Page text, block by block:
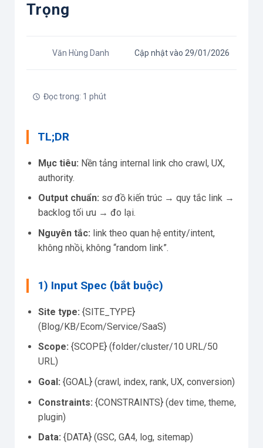
Trọng
Văn Hùng Danh Cập nhật vào 29/01/2026
Đọc trong: 1 phút
TL;DR
Mục tiêu: Nền tảng internal link cho crawl, UX,
authority.
Output chuẩn: sơ đồ kiến trúc → quy tắc link →
backlog tối ưu → đo lại.
Nguyên tắc: link theo quan hệ entity/intent,
không nhồi, không “random link”.
1) Input Spec (bắt buộc)
Site type: {SITE_TYPE}
(Blog/KB/Ecom/Service/SaaS)
Scope: {SCOPE} (folder/cluster/10 URL/50
URL)
Goal: {GOAL} (crawl, index, rank, UX, conversion)
Constraints: {CONSTRAINTS} (dev time, theme,
plugin)
Data: {DATA} (GSC, GA4, log, sitemap)